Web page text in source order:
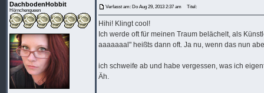
DachbodenHobbit
Hörnchenqueen
Verfasst am: Do Aug 29, 2013 2:37 am Titel:
Hihi! Klingt cool!
Ich werde oft für meinen Traum belächelt, als
aaaaaaal" heißts dann oft. Ja nu, wenn das nun
ich schweife ab und habe vergessen, was ich
Äh.